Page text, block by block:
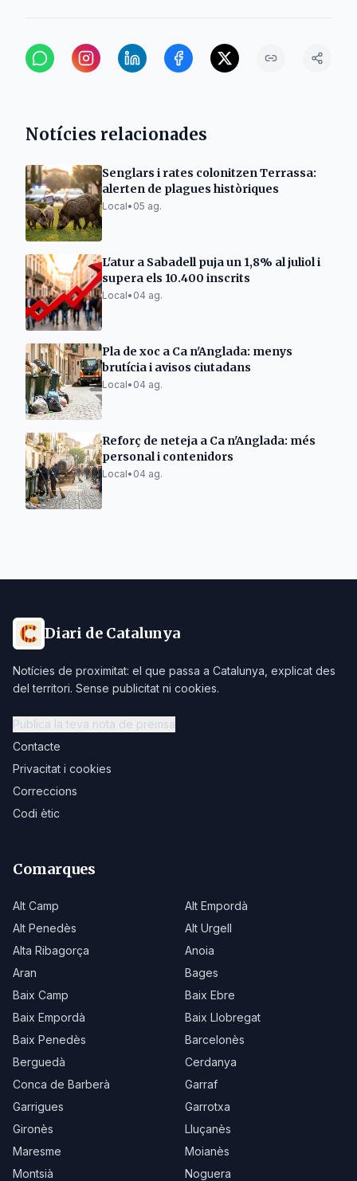
Notícies relacionades
Senglars i rates colonitzen Terrassa:
alerten de plagues històriques
Local• 05 ag.
L'atur a Sabadell puja un 1,8% al juliol i
supera els 10.400 inscrits
Local• 04 ag.
Pla de xoc a Ca n'Anglada: menys
brutícia i avisos ciutadans
Local• 04 ag.
Reforç de neteja a Ca n'Anglada: més
personal i contenidors
Local• 04 ag.
Diari de Catalunya
Notícies de proximitat: el que passa a Catalunya, explicat des
del territori. Sense publicitat ni cookies.
Publica la teva nota de premsa
Contacte
Privacitat i cookies
Correccions
Codi ètic
Comarques
Alt Camp
Alt Empordà
Alt Penedès
Alt Urgell
Alta Ribagorça
Anoia
Aran
Bages
Baix Camp
Baix Ebre
Baix Empordà
Baix Llobregat
Baix Penedès
Barcelonès
Berguedà
Cerdanya
Conca de Barberà
Garraf
Garrigues
Garrotxa
Gironès
Lluçanès
Maresme
Moianès
Montsià
Noguera